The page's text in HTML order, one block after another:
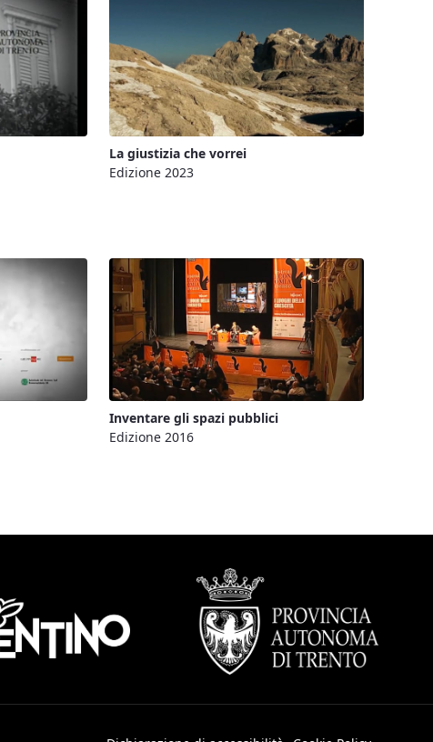
La giustizia che vorrei
Edizione 2023
Inventare gli spazi pubblici
Edizione 2016